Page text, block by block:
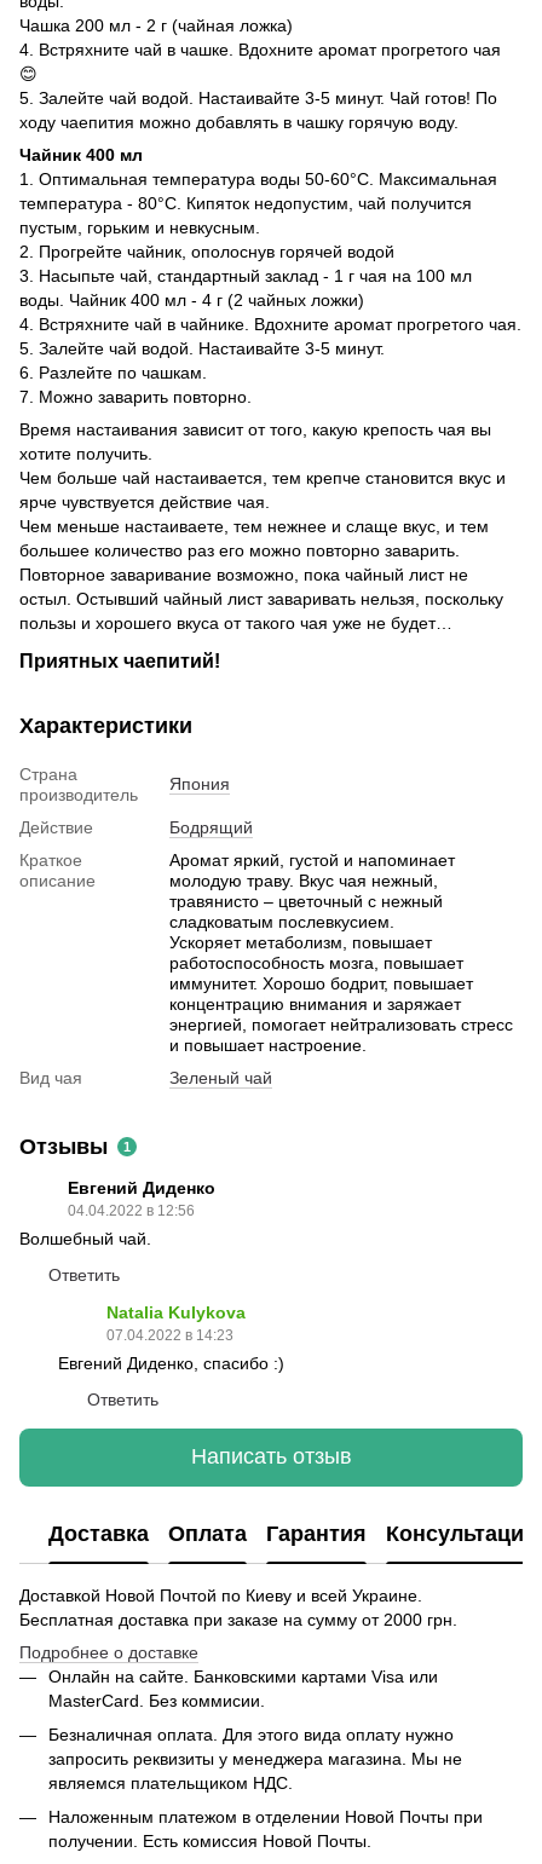
Чашка 200 мл - 2 г (чайная ложка)
4. Встряхните чай в чашке. Вдохните аромат прогретого чая
😊
5. Залейте чай водой. Настаивайте 3-5 минут. Чай готов! По
ходу чаепития можно добавлять в чашку горячую воду.
Чайник 400 мл
1. Оптимальная температура воды 50-60°С. Максимальная
температура - 80°С. Кипяток недопустим, чай получится
пустым, горьким и невкусным.
2. Прогрейте чайник, ополоснув горячей водой
3. Насыпьте чай, стандартный заклад - 1 г чая на 100 мл
воды. Чайник 400 мл - 4 г (2 чайных ложки)
4. Встряхните чай в чайнике. Вдохните аромат прогретого чая.
5. Залейте чай водой. Настаивайте 3-5 минут.
6. Разлейте по чашкам.
7. Можно заварить повторно.
Время настаивания зависит от того, какую крепость чая вы
хотите получить.
Чем больше чай настаивается, тем крепче становится вкус и
ярче чувствуется действие чая.
Чем меньше настаиваете, тем нежнее и слаще вкус, и тем
большее количество раз его можно повторно заварить.
Повторное заваривание возможно, пока чайный лист не
остыл. Остывший чайный лист заваривать нельзя, поскольку
пользы и хорошего вкуса от такого чая уже не будет…
Приятных чаепитий!
Характеристики
Страна
производитель
Япония
Действие
Бодрящий
Краткое
описание
Аромат яркий, густой и напоминает
молодую траву. Вкус чая нежный,
травянисто – цветочный с нежный
сладковатым послевкусием.
Ускоряет метаболизм, повышает
работоспособность мозга, повышает
иммунитет. Хорошо бодрит, повышает
концентрацию внимания и заряжает
энергией, помогает нейтрализовать стресс
и повышает настроение.
Вид чая
Зеленый чай
Отзывы 1
Евгений Диденко
04.04.2022 в 12:56
Волшебный чай.
Ответить
Natalia Kulykova
07.04.2022 в 14:23
Евгений Диденко, спасибо :)
Ответить
Написать отзыв
Доставка Оплата Гарантия Консультация
Доставкой Новой Почтой по Киеву и всей Украине.
Бесплатная доставка при заказе на сумму от 2000 грн.
Подробнее о доставке
Онлайн на сайте. Банковскими картами Visa или
MasterCard. Без коммисии.
Безналичная оплата. Для этого вида оплату нужно
запросить реквизиты у менеджера магазина. Мы не
являемся плательщиком НДС.
Наложенным платежом в отделении Новой Почты при
получении. Есть комиссия Новой Почты.